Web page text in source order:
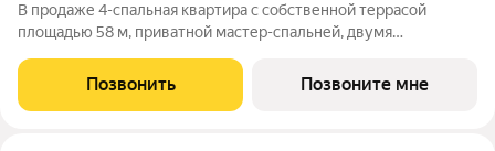
В продаже 4-спальная квартира с собственной террасой
площадью 58 м, приватной мастер-спальней, двумя
Просторная кухня-гостиная позволит собраться всей семьей в
уютной обстановке, а с террасы можно
Позвонить Позвоните мне